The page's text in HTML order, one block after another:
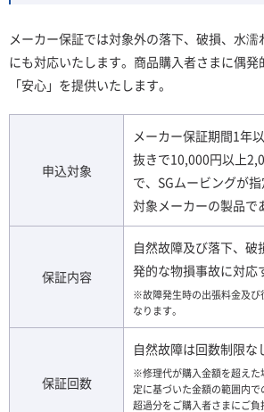
メーカー保証では対象外の落下、破損、水
にも対応いたします。商品購入者さまに偶
「安心」を提供いたします。
申込対象
メーカー保証期間1年
抜きで10,000円以上
で、SGムービングが
対象メーカーの製品で
保証内容
自然故障及び落下、破
発的な物損事故に対応
※故障発生時の出張料金及び
なります。
保証回数
自然故障は回数制限な
※修理代が購入金額を超えた
定に基づいた金額の範囲内
超過分をご購入者さまにご